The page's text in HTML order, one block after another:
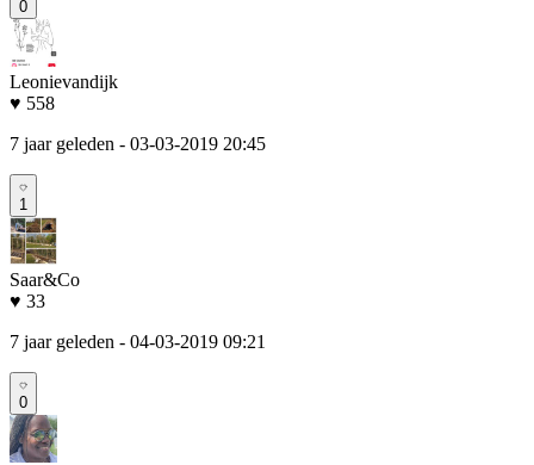
0
Leonievandijk
♥ 558
7 jaar geleden - 03-03-2019 20:45
1
Saar&Co
♥ 33
7 jaar geleden - 04-03-2019 09:21
0